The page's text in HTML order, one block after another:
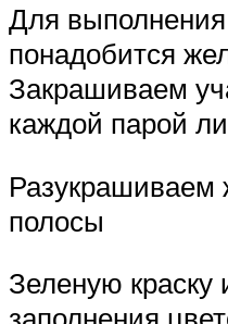
Для
понадобится
Закрашиваем
каждой парой
Разукрашиваем
полосы
Зеленую краску